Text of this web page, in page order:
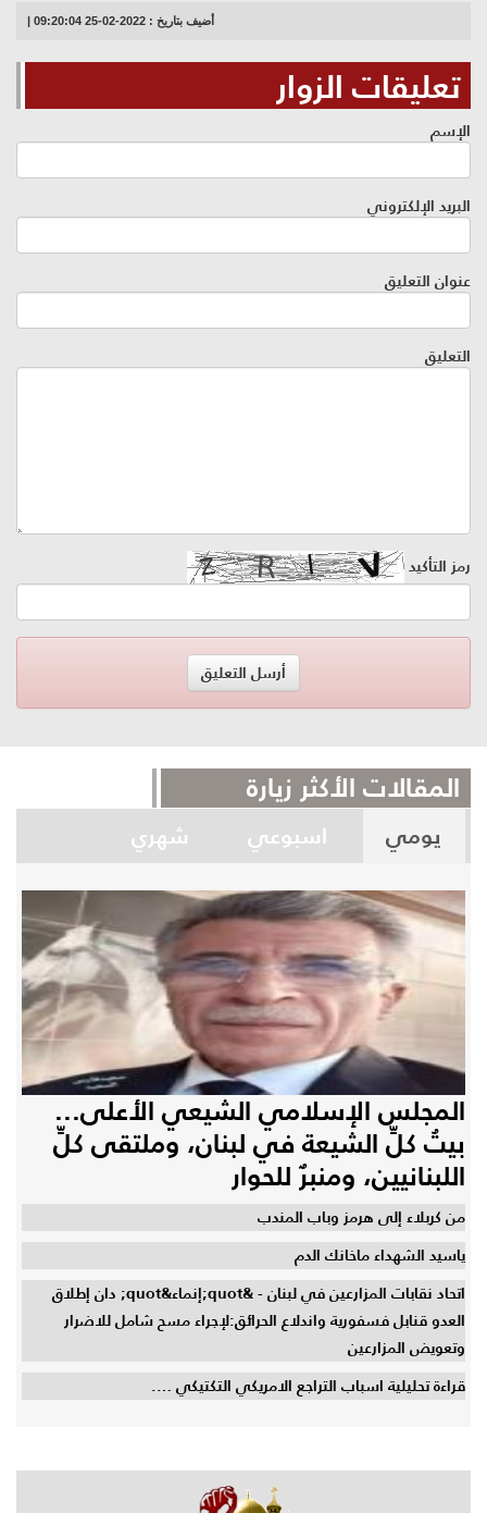
أضيف بتاريخ : 2022-02-25 09:20:04 |
تعليقات الزوار
الإسم
البريد الإلكتروني
عنوان التعليق
التعليق
رمز التأكيد
المقالات الأكثر زيارة
يومي اسبوعي شهري
المجلس الإسلامي الشيعي الأعلى...
بيتُ كلِّ الشيعة في لبنان، وملتقى كلِّ
اللبنانيين، ومنبرٌ للحوار
من كربلاء إلى هرمز وباب المندب
ياسيد الشهداء ماخانك الدم
اتحاد نقابات المزارعين في لبنان - &quot;إنماء&quot; دان إطلاق
العدو قنابل فسفورية واندلاع الحرائق:لإجراء مسح شامل للاضرار
وتعويض المزارعين
قراءة تحليلية اسباب التراجع الامريكي التكتيكي ….